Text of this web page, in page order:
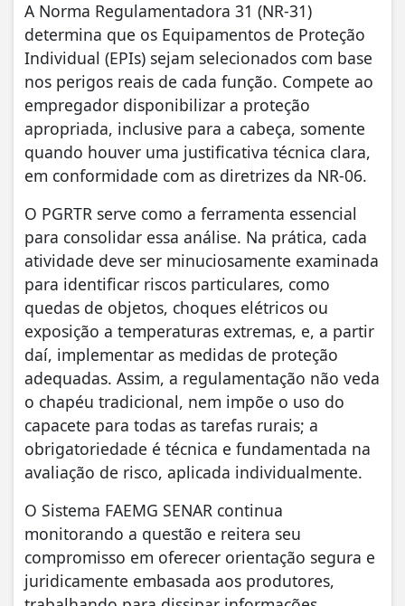
A Norma Regulamentadora 31 (NR-31)
determina que os Equipamentos de Proteção
Individual (EPIs) sejam selecionados com base
nos perigos reais de cada função. Compete ao
empregador disponibilizar a proteção
apropriada, inclusive para a cabeça, somente
quando houver uma justificativa técnica clara,
em conformidade com as diretrizes da NR-06.
O PGRTR serve como a ferramenta essencial
para consolidar essa análise. Na prática, cada
atividade deve ser minuciosamente examinada
para identificar riscos particulares, como
quedas de objetos, choques elétricos ou
exposição a temperaturas extremas, e, a partir
daí, implementar as medidas de proteção
adequadas. Assim, a regulamentação não veda
o chapéu tradicional, nem impõe o uso do
capacete para todas as tarefas rurais; a
obrigatoriedade é técnica e fundamentada na
avaliação de risco, aplicada individualmente.
O Sistema FAEMG SENAR continua
monitorando a questão e reitera seu
compromisso em oferecer orientação segura e
juridicamente embasada aos produtores,